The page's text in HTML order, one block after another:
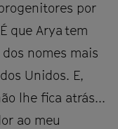
por
que Arya tem
nomes mais
Unidos. E,
lhe fica atrás...
ao meu